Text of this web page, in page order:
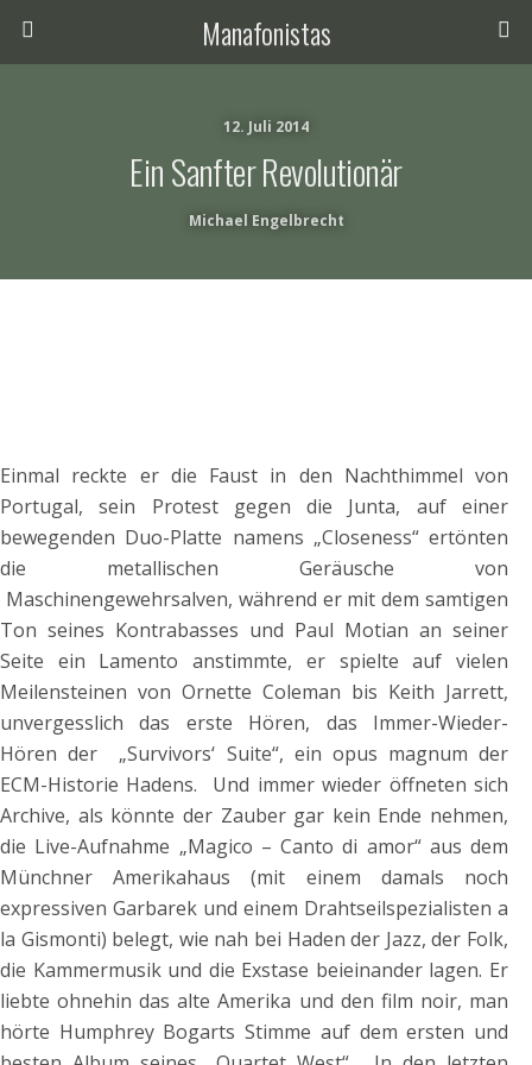
Manafonistas
12. Juli 2014
Ein Sanfter Revolutionär
Michael Engelbrecht
Einmal reckte er die Faust in den Nachthimmel von
Portugal, sein Protest gegen die Junta, auf einer
bewegenden Duo-Platte namens „Closeness“ ertönten
die metallischen Geräusche von
Maschinengewehrsalven, während er mit dem samtigen
Ton seines Kontrabasses und Paul Motian an seiner
Seite ein Lamento anstimmte, er spielte auf vielen
Meilensteinen von Ornette Coleman bis Keith Jarrett,
unvergesslich das erste Hören, das Immer-Wieder-
Hören der „Survivors‘ Suite“, ein opus magnum der
ECM-Historie Hadens. Und immer wieder öffneten sich
Archive, als könnte der Zauber gar kein Ende nehmen,
die Live-Aufnahme „Magico – Canto di amor“ aus dem
Münchner Amerikahaus (mit einem damals noch
expressiven Garbarek und einem Drahtseilspezialisten a
la Gismonti) belegt, wie nah bei Haden der Jazz, der Folk,
die Kammermusik und die Exstase beieinander lagen. Er
liebte ohnehin das alte Amerika und den film noir, man
hörte Humphrey Bogarts Stimme auf dem ersten und